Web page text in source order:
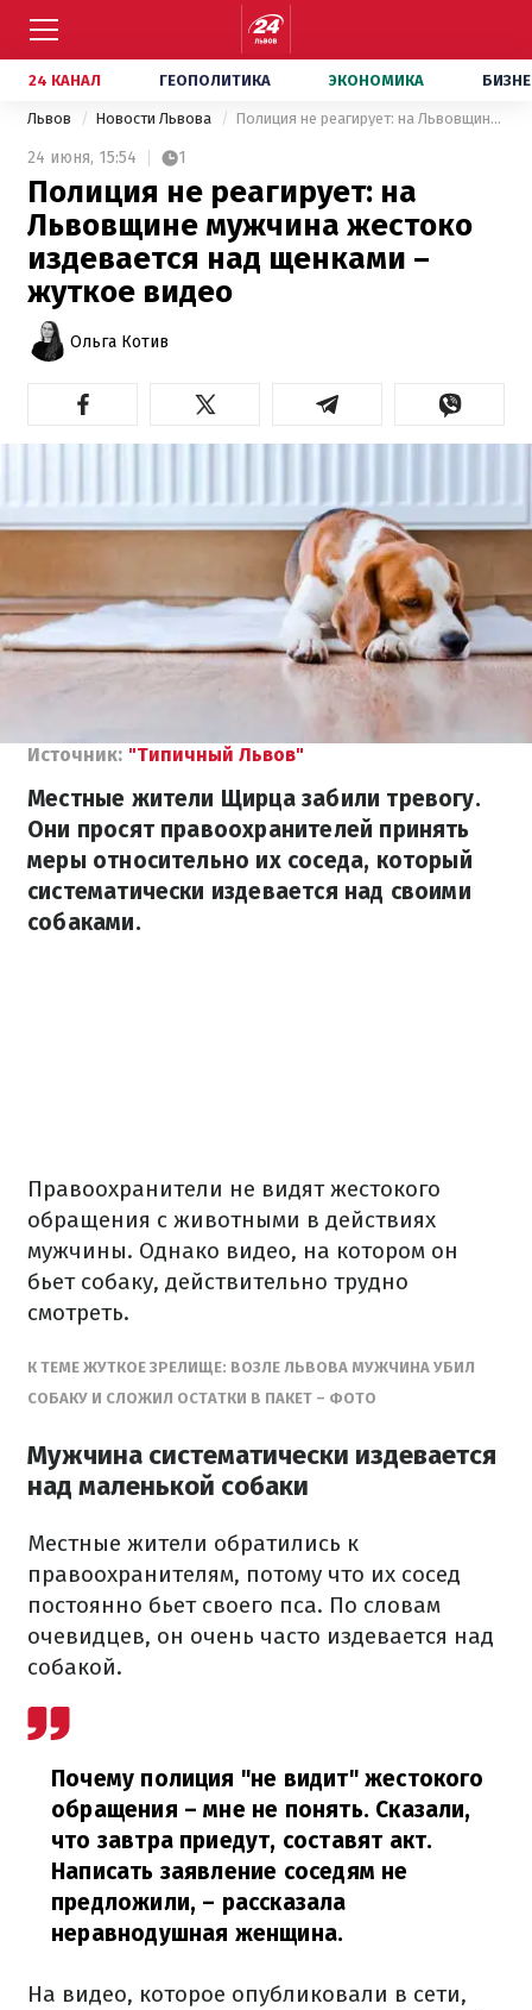
24 КАНАЛ ГЕОПОЛИТИКА ЭКОНОМИКА
Львов Новости Львова Полиция не реагирует: на Львовщине мужчина жестоко издевается над щенками – жуткое видео
24 июня, 15:54 1
Полиция не реагирует: на
Львовщине мужчина жестоко
издевается над щенками –
жуткое видео
Ольга Котив
Источник: "Типичный Львов"
Местные жители Щирца забили тревогу.
Они просят правоохранителей принять
меры относительно их соседа, который
систематически издевается над своими
собаками.
Правоохранители не видят жестокого
обращения с животными в действиях
мужчины. Однако видео, на котором он
бьет собаку, действительно трудно
смотреть.
К ТЕМЕ ЖУТКОЕ ЗРЕЛИЩЕ: ВОЗЛЕ ЛЬВОВА МУЖЧИНА УБИЛ
СОБАКУ И СЛОЖИЛ ОСТАТКИ В ПАКЕТ – ФОТО
Мужчина систематически издевается
над маленькой собаки
Местные жители обратились к
правоохранителям, потому что их сосед
постоянно бьет своего пса. По словам
очевидцев, он очень часто издевается над
собакой.
Почему полиция "не видит" жестокого
обращения – мне не понять. Сказали,
что завтра приедут, составят акт.
Написать заявление соседям не
предложили, – рассказала
неравнодушная женщина.
На видео, которое опубликовали в сети,